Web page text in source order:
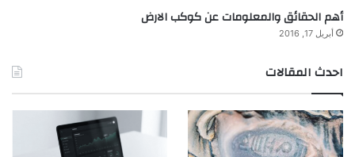
أهم الحقائق والمعلومات عن كوكب الارض
أبريل 17, 2016
احدث المقالات